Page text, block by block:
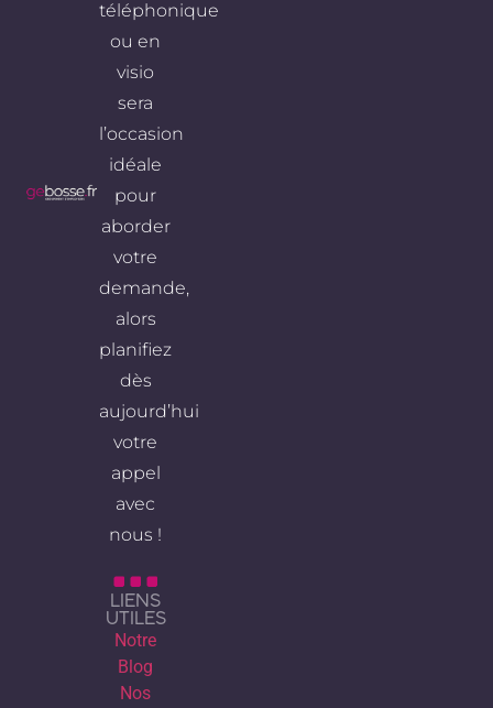
téléphonique
ou en
visio
sera
l’occasion
idéale
pour
aborder
votre
demande,
alors
planifiez
dès
aujourd’hui
votre
appel
avec
nous !
LIENS
UTILES
Notre
Blog
Nos